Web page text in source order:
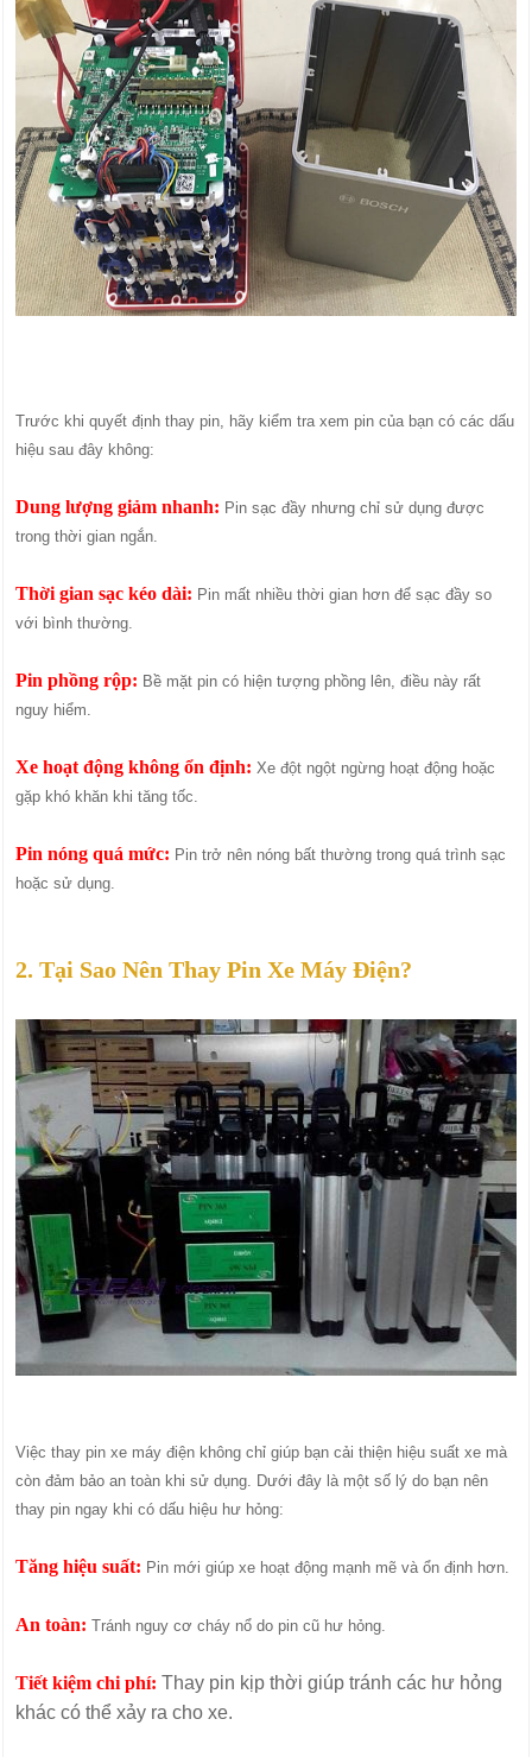
Trước khi quyết định thay pin, hãy kiểm tra xem pin của bạn có các dấu
hiệu sau đây không:
Dung lượng giảm nhanh: Pin sạc đầy nhưng chỉ sử dụng được
trong thời gian ngắn.
Thời gian sạc kéo dài: Pin mất nhiều thời gian hơn để sạc đầy so
với bình thường.
Pin phồng rộp: Bề mặt pin có hiện tượng phồng lên, điều này rất
nguy hiểm.
Xe hoạt động không ổn định: Xe đột ngột ngừng hoạt động hoặc
gặp khó khăn khi tăng tốc.
Pin nóng quá mức: Pin trở nên nóng bất thường trong quá trình sạc
hoặc sử dụng.
2. Tại Sao Nên Thay Pin Xe Máy Điện?
Việc thay pin xe máy điện không chỉ giúp bạn cải thiện hiệu suất xe mà
còn đảm bảo an toàn khi sử dụng. Dưới đây là một số lý do bạn nên
thay pin ngay khi có dấu hiệu hư hỏng:
Tăng hiệu suất: Pin mới giúp xe hoạt động mạnh mẽ và ổn định hơn.
An toàn: Tránh nguy cơ cháy nổ do pin cũ hư hỏng.
Tiết kiệm chi phí: Thay pin kịp thời giúp tránh các hư hỏng
khác có thể xảy ra cho xe.